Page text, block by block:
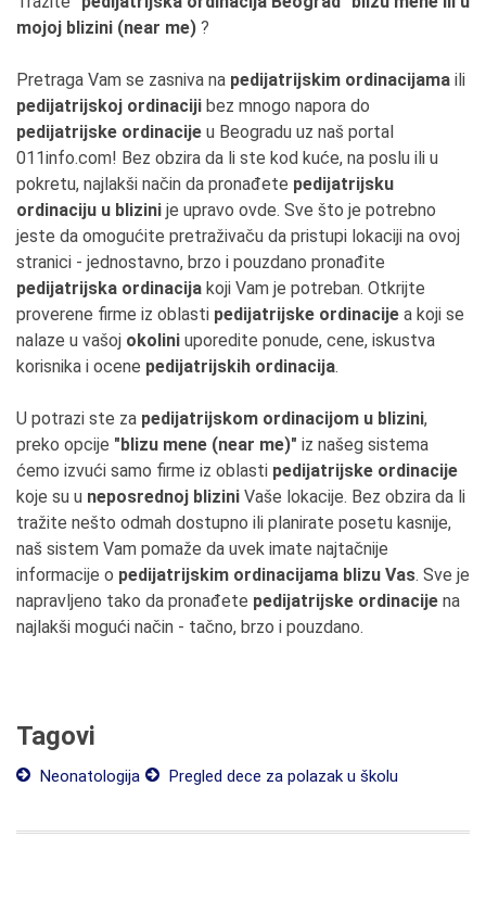
mojoj blizini (near me) ?
Pretraga Vam se zasniva na pedijatrijskim ordinacijama ili
pedijatrijskoj ordinaciji bez mnogo napora do
pedijatrijske ordinacije u Beogradu uz naš portal
011info.com! Bez obzira da li ste kod kuće, na poslu ili u
pokretu, najlakši način da pronađete pedijatrijsku
ordinaciju u blizini je upravo ovde. Sve što je potrebno
jeste da omogućite pretraživaču da pristupi lokaciji na ovoj
stranici - jednostavno, brzo i pouzdano pronađite
pedijatrijska ordinacija koji Vam je potreban. Otkrijte
proverene firme iz oblasti pedijatrijske ordinacije a koji se
nalaze u vašoj okolini uporedite ponude, cene, iskustva
korisnika i ocene pedijatrijskih ordinacija.
U potrazi ste za pedijatrijskom ordinacijom u blizini,
preko opcije "blizu mene (near me)" iz našeg sistema
ćemo izvući samo firme iz oblasti pedijatrijske ordinacije
koje su u neposrednoj blizini Vaše lokacije. Bez obzira da li
tražite nešto odmah dostupno ili planirate posetu kasnije,
naš sistem Vam pomaže da uvek imate najtačnije
informacije o pedijatrijskim ordinacijama blizu Vas. Sve je
napravljeno tako da pronađete pedijatrijske ordinacije na
najlakši mogući način - tačno, brzo i pouzdano.
Tagovi
Neonatologija Pregled dece za polazak u školu